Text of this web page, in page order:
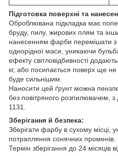
Підготовка поверхні та
Оброблювана підкладка має
бруду, пилу, жирових плям та
нанесенням фарби перемішати
однорідної маси, уникаючи
ефекту світловідбивності
кг, або посипається поверх ще
буде сильнішим.
Наносити цей ґрунт можна
без повітряного розпилювачем,
1131.
Зберігання й безпека:
Зберігати фарбу в сухому місці,
потрапляння сонячних променів.
Термін зберігання до 24 місяців